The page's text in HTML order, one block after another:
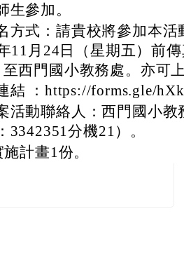
生參加。
方式：請貴校將參加本
11月24日（星期五）前
至西門國小教務處。亦可
結 ：https://forms.gle/
活動聯絡人：西門國小
3342351分機21）。
計畫1份。